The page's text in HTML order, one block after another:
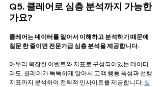
Q5. 클레어로 심층 분석까지 가능한
가요?
클레어는 데이터를 알아서 이해하고 분석하기 때문에
질문 한 줄이면 전문가급 심층 분석을 제공합니다.
아무리 복잡한 이벤트와 지표로 구성되어있는 데이터
라도, 클레어가 똑똑하게 알아서 고객 행동 특성과 선행
지표까지 분석하여 전략적 인사이트를 제공합니다. 실